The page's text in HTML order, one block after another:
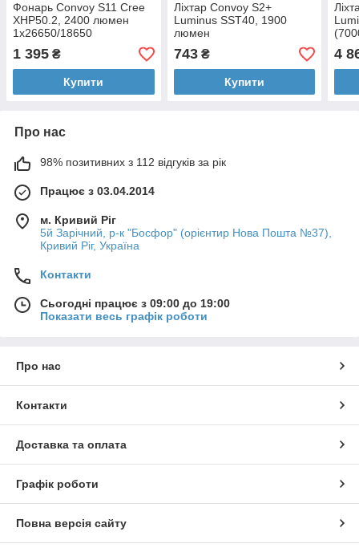
Фонарь Convoy S11 Cree
XHP50.2, 2400 люмен
1x26650/18650
1 395 ₴
Купити
Ліхтар Convoy S2+
Luminus SST40, 1900
люмен
743₴
Купити
4
Про нас
98% позитивних з 112 відгуків за рік
Працює з 03.04.2014
м. Кривий Ріг
5й Зарічний, р-к "Босфор" (орієнтир Нова Пошта №37),
Кривий Ріг, Україна
Контакти
Сьогодні працює з 09:00 до 19:00
Показати весь графік роботи
Про нас
Контакти
Доставка та оплата
Графік роботи
Повна версія сайту